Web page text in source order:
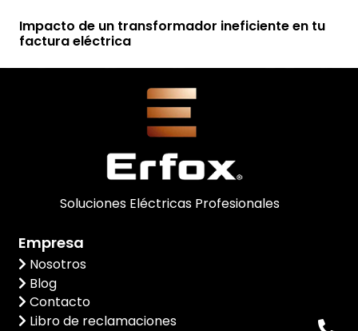
Impacto de un transformador ineficiente en tu
factura eléctrica
Soluciones Eléctricas Profesionales
Empresa
Nosotros
Blog
Contacto
Libro de reclamaciones